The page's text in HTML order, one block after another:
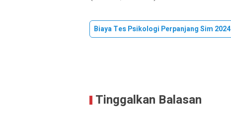
Biaya Tes Psikologi Perpanjang Sim 2024
Tinggalkan Balasan